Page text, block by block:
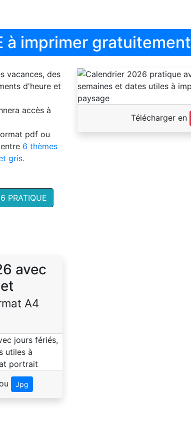
à imprimer gratuitement
vacances, des
d'heure et
accès à
pdf ou
6 thèmes
gris.
PRATIQUE
Télécharger en
avec
A4
Jpg